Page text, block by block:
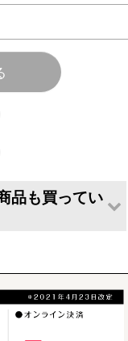
ません
品も買ってい